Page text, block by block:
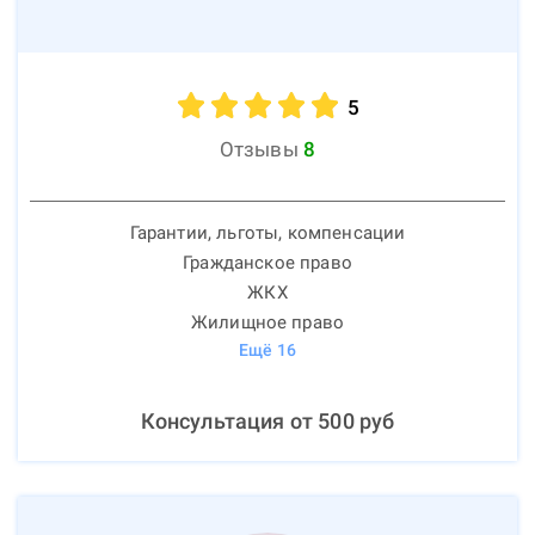
5
Отзывы 8
Гарантии, льготы, компенсации
Гражданское право
ЖКХ
Жилищное право
Ещё 16
Консультация от 500руб